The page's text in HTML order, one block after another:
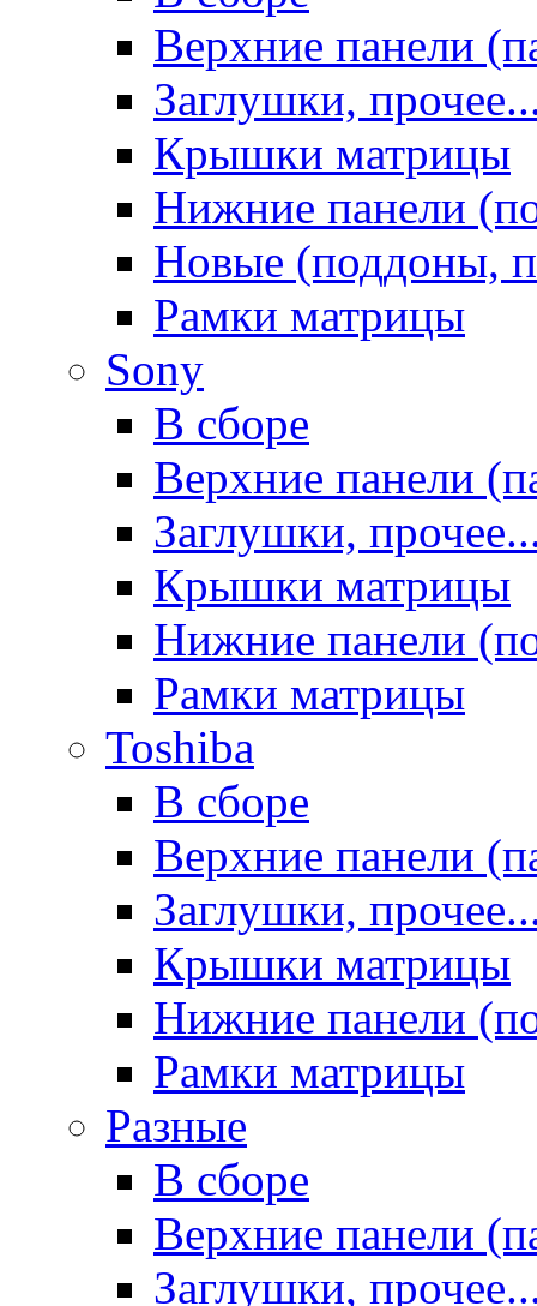
Верхние панели
Заглушки,
Крышки матрицы
Нижние панели
Новые (поддоны,
Рамки матрицы
Sony
В сборе
Верхние панели
Заглушки,
Крышки матрицы
Нижние панели
Рамки матрицы
Toshiba
В сборе
Верхние панели
Заглушки,
Крышки матрицы
Нижние панели
Рамки матрицы
Разные
В сборе
Верхние панели
Заглушки,